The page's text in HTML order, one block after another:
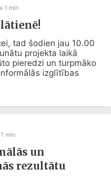
1 min
tad šodien jau 10.00
projekta laikā
pieredzi un turpmāko
izglītības
1 min
un
rezultātu